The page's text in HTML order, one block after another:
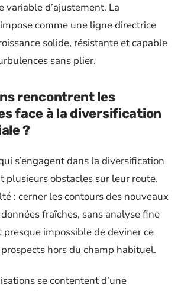
variable d’ajustement. La
comme une ligne directrice
solide, résistante et capable
sans plier.
rencontrent les
face à la diversification
?
s’engagent dans la diversification
plusieurs obstacles sur leur route.
: cerner les contours des nouveaux
fraîches, sans analyse fine
presque impossible de deviner ce
hors du champ habituel.
se contentent d’une